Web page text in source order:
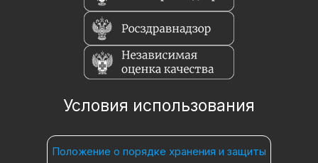
Условия использования
Положение о порядке хранения и защиты